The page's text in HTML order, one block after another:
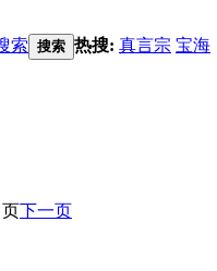
索 搜索 热搜: 真言宗 宝海
页下一页